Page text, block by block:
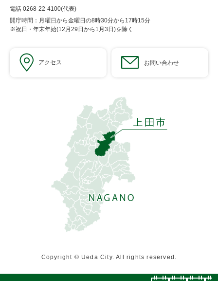
電話 0268-22-4100(代表)
開庁時間：月曜日から金曜日の8時30分から17時15分
※祝日・年末年始(12月29日から1月3日)を除く
アクセス お問い合わせ
Copyright © Ueda City. All rights reserved.